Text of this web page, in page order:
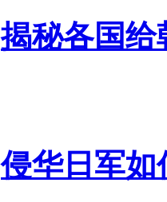
揭秘各国给
侵华日军如